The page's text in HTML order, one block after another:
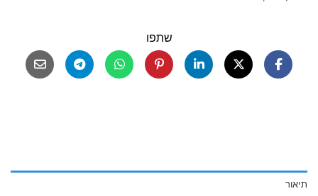
שתפו
תיאור